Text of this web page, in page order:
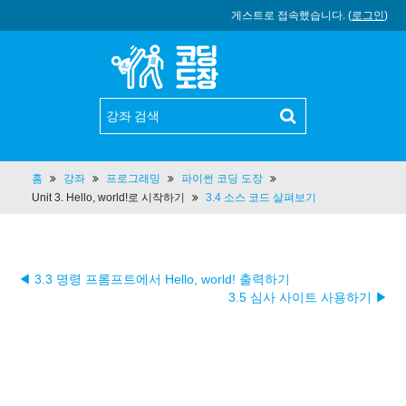
게스트로 접속했습니다. (로그인)
홈 강좌 프로그래밍
파이썬 코딩 도장
Unit 3. Hello, world!로 시작하기
3.4 소스 코드 살펴보기
◀ 3.3 명령 프롬프트에서 Hello, world! 출력하기
3.5 심사 사이트 사용하기 ▶︎